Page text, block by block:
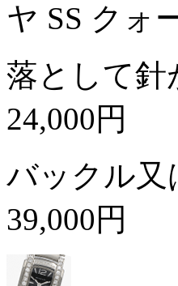
ヤ SS クォ
落として針
24,000円
バックル又
39,000円